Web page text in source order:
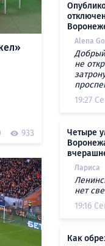
933
Alena
не
19:27
Четыре
Лариса
нет
19:16
Как